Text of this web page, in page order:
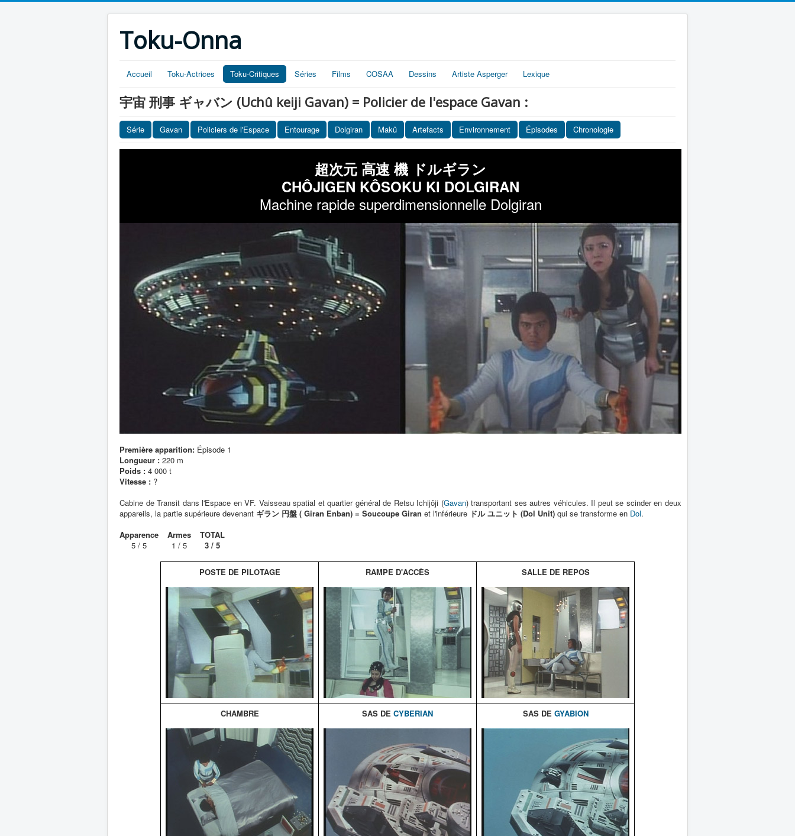
Toku-Onna
Accueil Toku-Actrices Toku-Critiques Séries Films COSAA Dessins Artiste Asperger Lexique
宇宙 刑事 ギャバン (Uchû keiji Gavan) = Policier de l'espace Gavan :
Série Gavan Policiers de l'Espace Entourage Dolgiran Makû Artefacts Environnement Épisodes Chronologie
超次元 高速 機 ドルギラン
CHÔJIGEN KÔSOKU KI DOLGIRAN
Machine rapide superdimensionnelle Dolgiran
Première apparition: Épisode 1
Longueur : 220 m
Poids : 4 000 t
Vitesse : ?
Cabine de Transit dans l'Espace en VF. Vaisseau spatial et quartier général de Retsu Ichijôji (Gavan) transportant ses autres véhicules. Il peut se scinder en deux
appareils, la partie supérieure devenant ギラン 円盤 ( Giran Enban) = Soucoupe Giran et l'inférieure ドル ユニット (Dol Unit) qui se transforme en Dol.
Apparence
5 / 5
Armes
1 / 5
TOTAL
3 / 5
POSTE DE PILOTAGE RAMPE D'ACCÈS SALLE DE REPOS
CHAMBRE SAS DE CYBERIAN SAS DE GYABION